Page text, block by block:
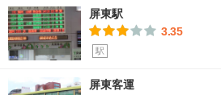
屏東駅
3.35
駅
屏東客運